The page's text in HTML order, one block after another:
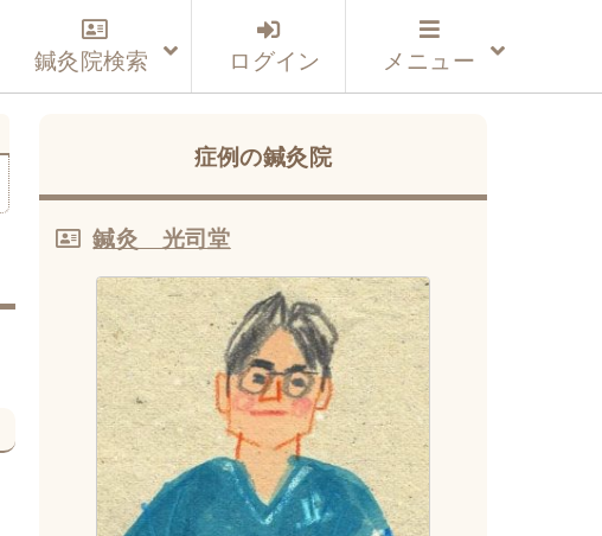
鍼灸院検索 ログイン メニュー
症例の鍼灸院
鍼灸 光司堂